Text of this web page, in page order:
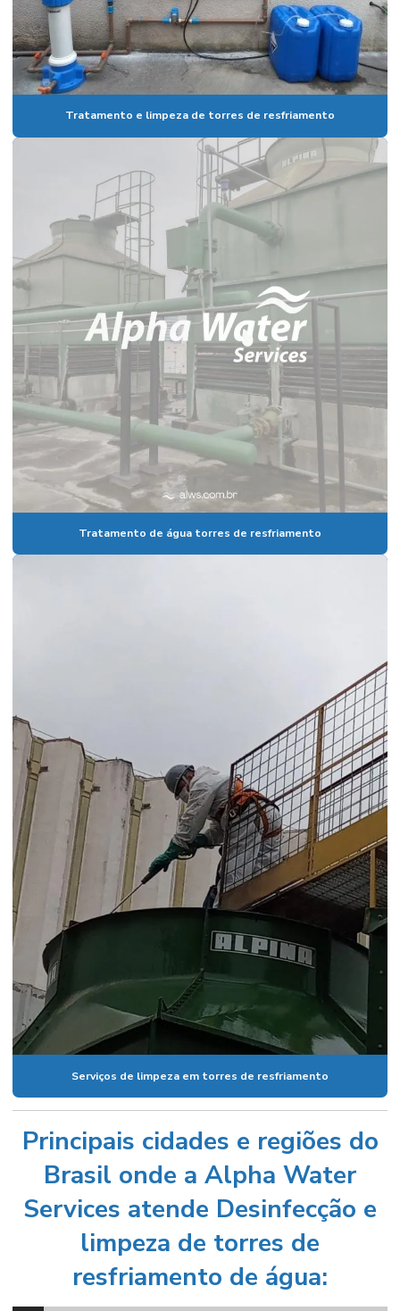
Tratamento e limpeza de torres de resfriamento
Tratamento de água torres de resfriamento
Serviços de limpeza em torres de resfriamento
Principais cidades e regiões do
Brasil onde a Alpha Water
Services atende Desinfecção e
limpeza de torres de
resfriamento de água: